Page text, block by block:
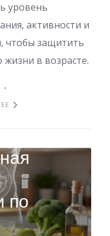
уровень
активности и
чтобы защитить
жизни в возрасте.
по